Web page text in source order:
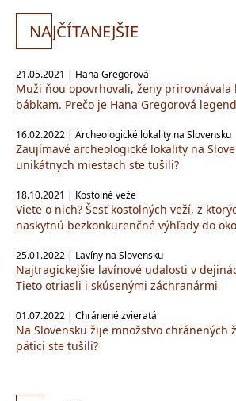
NAJČÍTANEJŠIE
21.05.2021 | Hana Gregorová
Muži ňou opovrhovali, ženy
bábkam. Prečo je Hana Gregorová
16.02.2022 | Archeologické lokality na Slovensku
Zaujímavé archeologické lokality na
unikátnych miestach ste tušili?
18.10.2021 | Kostolné veže
Viete o nich? Šesť kostolných veží, z
naskytnú bezkonkurenčné výhľady do
25.01.2022 | Lavíny na Slovensku
Najtragickejšie lavínové udalosti v
Tieto otriasli i skúsenými záchranármi
01.07.2022 | Chránené zvieratá
Na Slovensku žije množstvo chránených
pätici ste tušili?